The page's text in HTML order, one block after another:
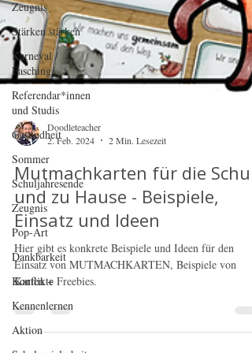
Zeugnis
Stärken stärken
Karneval /
Fasching
Referendar*innen
und Studis
Gesundheit
Sommer
Schuljahresende
Zeugnis
Pop-Art
Dankbarkeit
Konflikte
Kennenlernen
Aktion
Doodleteacher
2. Feb. 2024
2 Min. Lesezeit
Mutmachkarten für die Schule
und zu Hause - Beispiele,
Einsatz und Ideen
Hier gibt es konkrete Beispiele und Ideen für den